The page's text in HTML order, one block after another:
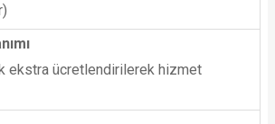
ekstra ücretlendirilerek hizmet